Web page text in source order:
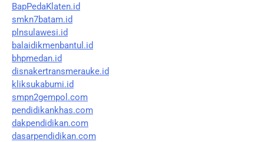
BapPedaKlaten.id
smkn7batam.id
plnsulawesi.id
balaidikmenbantul.id
bhpmedan.id
disnakertransmerauke.id
kliksukabumi.id
smpn2gempol.com
pendidikankhas.com
dakpendidikan.com
dasarpendidikan.com